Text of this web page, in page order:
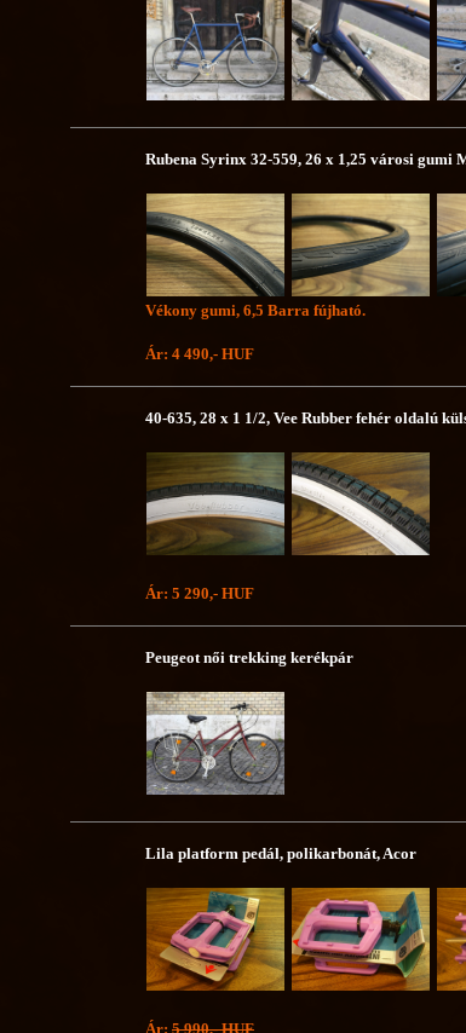
Rubena Syrinx 32-559, 26 x 1,25 városi gumi
Vékony gumi, 6,5 Barra fújható.
Ár: 4 490,- HUF
40-635, 28 x 1 1/2, Vee Rubber fehér oldalú
Ár: 5 290,- HUF
Peugeot női trekking kerékpár
Lila platform pedál, polikarbonát, Acor
Ár: 5 990,- HUF